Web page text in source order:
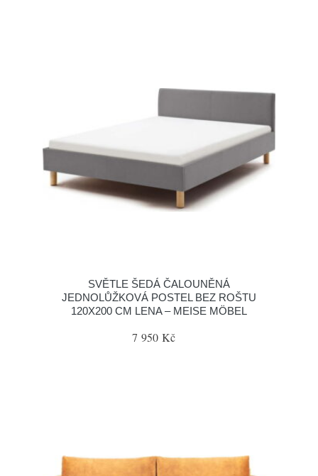
SVĚTLE ŠEDÁ ČALOUNĚNÁ
JEDNOLŮŽKOVÁ POSTEL BEZ ROŠTU
120X200 CM LENA – MEISE MÖBEL
7 950 Kč